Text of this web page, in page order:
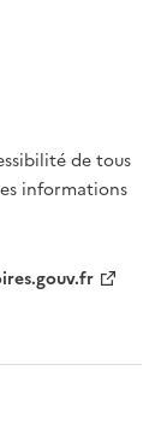
de tous
informations